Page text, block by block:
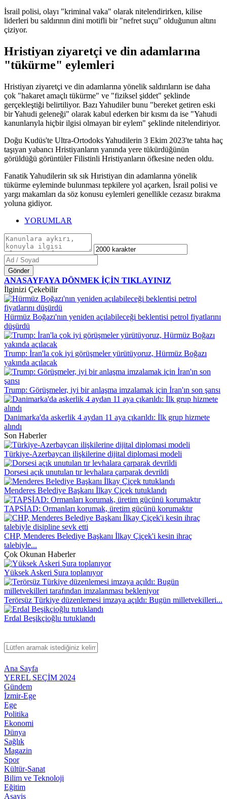
İsrail polisi, olayı "kriminal vaka" olarak nitelendirirken, kilise
liderleri bu saldırının dini motifli bir "nefret suçu" olduğunun altını
çiziyor.
Hristiyan ziyaretçi ve din adamlarına
"tükürme" eylemleri
Hristiyan ziyaretçi ve din adamlarına yönelik saldırıların ise daha
çok "hakaret amaçlı tükürme" ve "fiziksel şiddet" şeklinde
gerçekleştiği belirtiliyor. Bazı Yahudiler bunu "bereket getiren eski
bir Yahudi geleneği" olarak kabul ederken bir kısmı da ise "Yahudi
kanunlarıyla hiçbir ilgisi olmayan bir eylem" şeklinde nitelendiriyor.
Doğu Kudüs'te Ultra-Ortodoks Yahudilerin 3 Ekim 2023'te tahta haç
taşıyan yabancı Hristiyanların yanında yere tükürdüğünün
görüldüğü görüntüler Filistinli Hristiyanların öfkesine neden oldu.
Fanatik Yahudilerin sık sık Hıristiyan din adamlarına yönelik
tükürme eyleminde bulunması tepkilere yol açarken, İsrail polisi ve
yargı makamları da söz konusu eylemleri genellikle cezasız bırakma
yoluna gidiyor.
YORUMLAR
Gönder
ANASAYFAYA DÖNMEK İÇİN TIKLAYINIZ
İlginizi Çekebilir
Hürmüz Boğazı'nın yeniden açılabileceği beklentisi petrol fiyatlarını
düşürdü
Trump: İran'la çok iyi görüşmeler yürütüyoruz, Hürmüz Boğazı
yakında açılacak
Trump: Görüşmeler, iyi bir anlaşma imzalamak için İran'ın son şansı
Danimarka'da askerlik 4 aydan 11 aya çıkarıldı: İlk grup hizmete
alındı
Son Haberler
Türkiye-Azerbaycan ilişkilerine dijital diplomasi modeli
Dorsesi açık unutulan tır levhalara çarparak devrildi
Menderes Belediye Başkanı İlkay Çiçek tutuklandı
TAPSİAD: Ormanları korumak, üretim gücünü korumaktır
CHP, Menderes Belediye Başkanı İlkay Çiçek'i kesin ihraç
talebiyle...
Çok Okunan Haberler
Yüksek Askeri Şura toplanıyor
Terörsüz Türkiye düzenlemesi imzaya açıldı: Bugün milletvekilleri...
Erdal Beşikçioğlu tutuklandı
Ana Sayfa
YEREL SEÇİM 2024
Gündem
İzmir-Ege
Ege
Politika
Ekonomi
Dünya
Sağlık
Magazin
Spor
Kültür-Sanat
Bilim ve Teknoloji
Eğitim
Asayiş